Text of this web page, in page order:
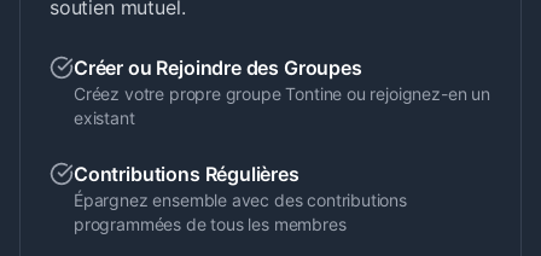
soutien mutuel.
Créer ou Rejoindre des Groupes
Créez votre propre groupe Tontine ou rejoignez-en un
existant
Contributions Régulières
Épargnez ensemble avec des contributions
programmées de tous les membres